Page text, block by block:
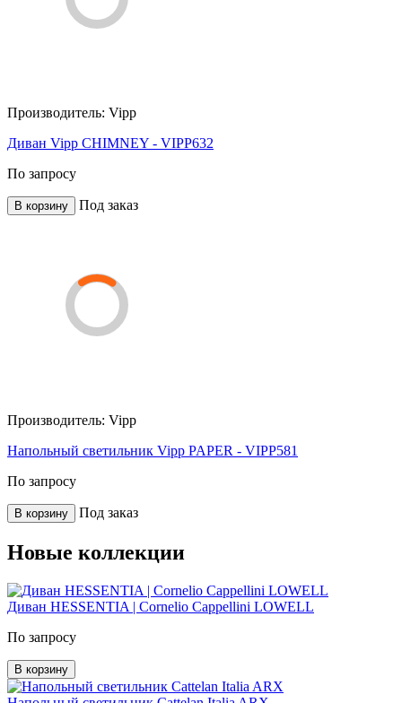
Производитель: Vipp
Диван Vipp CHIMNEY - VIPP632
По запросу
В корзину Под заказ
Производитель: Vipp
Напольный светильник Vipp PAPER - VIPP581
По запросу
В корзину Под заказ
Новые коллекции
Диван HESSENTIA | Cornelio Cappellini LOWELL
По запросу
В корзину